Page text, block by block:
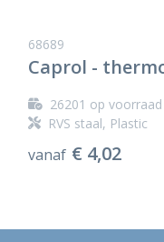
68689
Caprol -
26201 op voorraad
RVS staal, Plastic
vanaf € 4,02